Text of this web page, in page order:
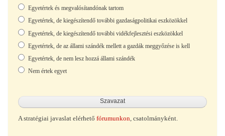
Választások
Egyetértek és megvalósítandónak tartom
Egyetértek, de kiegészítendő további gazdaságpolitikai eszközökkel
Egyetértek, de kiegészítendő további vidékfejlesztési eszközökkel
Egyetértek, de az állami szándék mellett a gazdák meggyőzése is kell
Egyetértek, de nem lesz hozzá állami szándék
Nem értek egyet
A stratégiai javaslat elérhető fórumunkon, csatolmányként.